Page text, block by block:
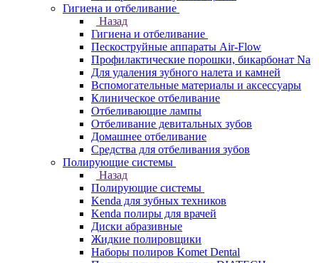
Гигиена и отбеливание
Назад
Гигиена и отбеливание
Пескоструйные аппараты Air-Flow
Профилактические порошки, бикарбонат Na
Для удаления зубного налета и камней
Вспомогательные материалы и аксессуары
Клиническое отбеливание
Отбеливающие лампы
Отбеливание девитальных зубов
Домашнее отбеливание
Средства для отбеливания зубов
Полирующие системы
Назад
Полирующие системы
Kenda для зубных техников
Kenda полиры для врачей
Диски абразивные
Жидкие полировщики
Наборы полиров Komet Dental